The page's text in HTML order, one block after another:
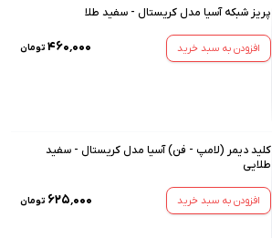
پریز شبکه آسیا مدل کریستال - سفید طلا
افزودن به سبد خرید ۴۶۰٬۰۰۰ تومان
کلید دیمر (لامپ - فن) آسیا مدل کریستال - سفید
طلایی
افزودن به سبد خرید ۶۲۵٬۰۰۰ تومان